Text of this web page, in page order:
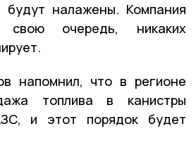
будут налажены. Компания
свою очередь, никаких
напомнил, что в регионе
топлива в канистры
и этот порядок будет